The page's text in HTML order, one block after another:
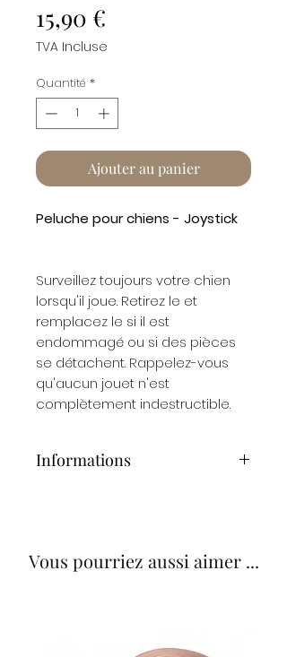
15,90 €
TVA Incluse
Quantité *
Ajouter au panier
Peluche pour chiens - Joystick
Surveillez toujours votre chien
lorsqu'il joue. Retirez le et
remplacez le si il est
endommagé ou si des pièces
se détachent. Rappelez-vous
qu'aucun jouet n'est
complètement indestructible.
Informations
Vous pourriez aussi aimer ...